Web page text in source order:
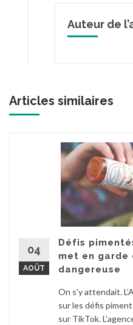
Auteur de
Articles similaires
04
AOÛT
Défis
met en garde
dangereuse
On s’y attendait.
sur les défis
sur TikTok.